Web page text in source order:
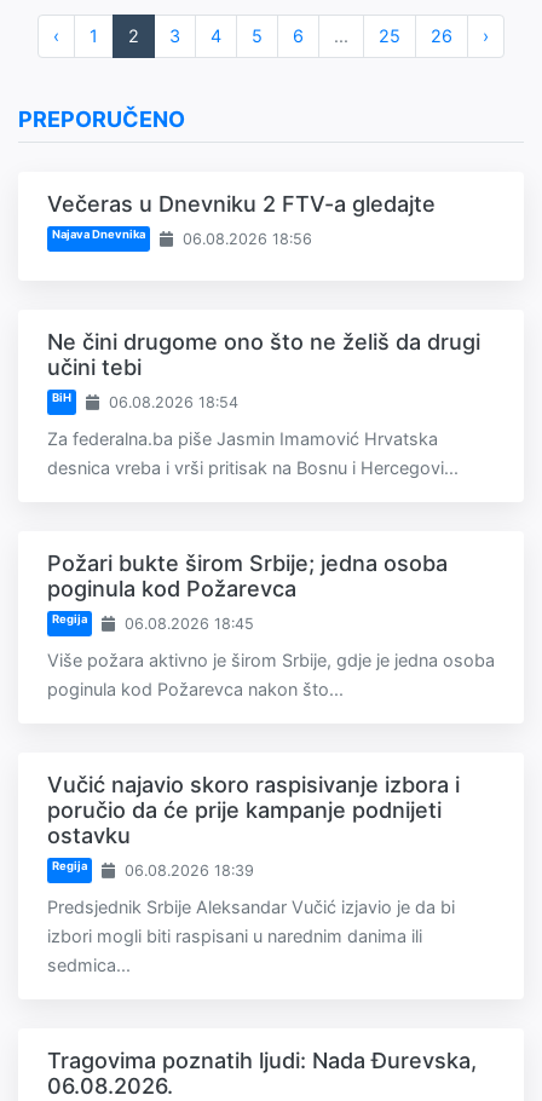
‹ 1 2 3 4 5 6 ... 25 26 ›
PREPORUČENO
Večeras u Dnevniku 2 FTV-a gledajte
Najava Dnevnika 06.08.2026 18:56
Ne čini drugome ono što ne želiš da drugi
učini tebi
BiH 06.08.2026 18:54
Za federalna.ba piše Jasmin Imamović Hrvatska
desnica vreba i vrši pritisak na Bosnu i Hercegovi...
Požari bukte širom Srbije; jedna osoba
poginula kod Požarevca
Regija 06.08.2026 18:45
Više požara aktivno je širom Srbije, gdje je jedna osoba
poginula kod Požarevca nakon što...
Vučić najavio skoro raspisivanje izbora i
poručio da će prije kampanje podnijeti
ostavku
Regija 06.08.2026 18:39
Predsjednik Srbije Aleksandar Vučić izjavio je da bi
izbori mogli biti raspisani u narednim danima ili
sedmica...
Tragovima poznatih ljudi: Nada Đurevska,
06.08.2026.